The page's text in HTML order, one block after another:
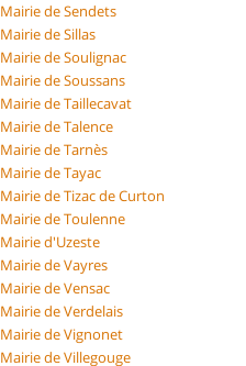
Mairie de Sendets
Mairie de Sillas
Mairie de Soulignac
Mairie de Soussans
Mairie de Taillecavat
Mairie de Talence
Mairie de Tarnès
Mairie de Tayac
Mairie de Tizac de Curton
Mairie de Toulenne
Mairie d'Uzeste
Mairie de Vayres
Mairie de Vensac
Mairie de Verdelais
Mairie de Vignonet
Mairie de Villegouge